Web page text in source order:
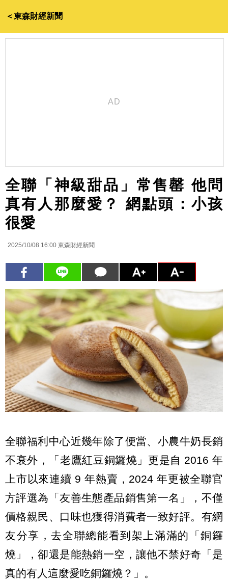
＜東森財經新聞
全聯「神級甜品」常售罄 他問
真有人那麼愛？ 網點頭：小孩
很愛
2025/10/08 16:00 東森財經新聞
全聯福利中心近幾年除了便當、小農牛奶長銷
不衰外，「老鷹紅豆銅鑼燒」更是自 2016年
上市以來連續 9年熱賣， 2024年更被全聯官
方評選為「友善生態產品銷售第一名」，不僅
價格親民、口味也獲得消費者一致好評。有網
友分享，去全聯總能看到架上滿滿的「銅鑼
燒」，卻還是能熱銷一空，讓他不禁好奇「是
真的有人這麼愛吃銅鑼燒？」。